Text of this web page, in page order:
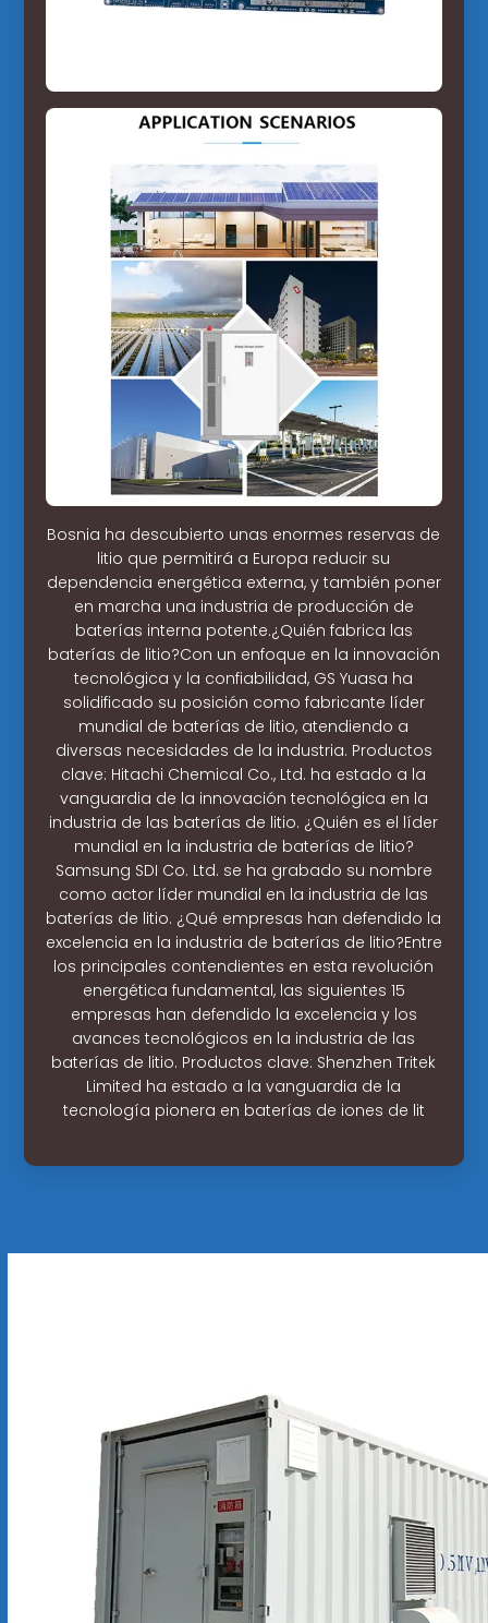
Bosnia ha descubierto unas enormes reservas de
litio que permitirá a Europa reducir su
dependencia energética externa, y también poner
en marcha una industria de producción de
baterías interna potente.¿Quién fabrica las
baterías de litio?Con un enfoque en la innovación
tecnológica y la confiabilidad, GS Yuasa ha
solidificado su posición como fabricante líder
mundial de baterías de litio, atendiendo a
diversas necesidades de la industria. Productos
clave: Hitachi Chemical Co., Ltd. ha estado a la
vanguardia de la innovación tecnológica en la
industria de las baterías de litio. ¿Quién es el líder
mundial en la industria de baterías de litio?
Samsung SDI Co. Ltd. se ha grabado su nombre
como actor líder mundial en la industria de las
baterías de litio. ¿Qué empresas han defendido la
excelencia en la industria de baterías de litio?Entre
los principales contendientes en esta revolución
energética fundamental, las siguientes 15
empresas han defendido la excelencia y los
avances tecnológicos en la industria de las
baterías de litio. Productos clave: Shenzhen Tritek
Limited ha estado a la vanguardia de la
tecnología pionera en baterías de iones de lit